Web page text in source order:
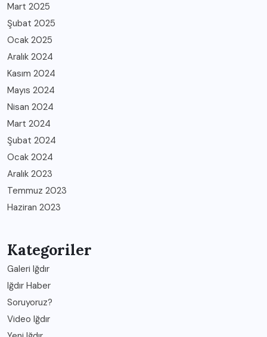
Mart 2025
Şubat 2025
Ocak 2025
Aralık 2024
Kasım 2024
Mayıs 2024
Nisan 2024
Mart 2024
Şubat 2024
Ocak 2024
Aralık 2023
Temmuz 2023
Haziran 2023
Kategoriler
Galeri Iğdır
Iğdır Haber
Soruyoruz?
Video Iğdır